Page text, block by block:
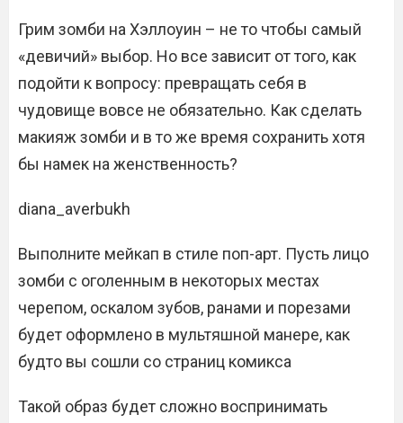
Грим зомби на Хэллоуин – не то чтобы самый
«девичий» выбор. Но все зависит от того, как
подойти к вопросу: превращать себя в
чудовище вовсе не обязательно. Как сделать
макияж зомби и в то же время сохранить хотя
бы намек на женственность?
diana_averbukh
Выполните мейкап в стиле поп-арт. Пусть лицо
зомби с оголенным в некоторых местах
черепом, оскалом зубов, ранами и порезами
будет оформлено в мультяшной манере, как
будто вы сошли со страниц комикса
Такой образ будет сложно воспринимать